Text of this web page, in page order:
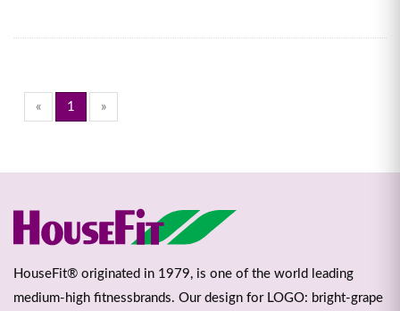
« 1 »
HouseFit® originated in 1979, is one of the world leading
medium-high fitnessbrands. Our design for LOGO: bright-grape